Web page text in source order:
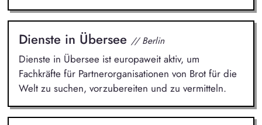
Dienste in Übersee // Berlin
Dienste in Übersee ist europaweit aktiv, um
Fachkräfte für Partnerorganisationen von Brot für die
Welt zu suchen, vorzubereiten und zu vermitteln.